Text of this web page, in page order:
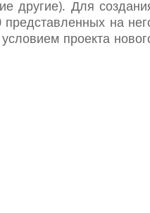
другие). Для
на
проекта